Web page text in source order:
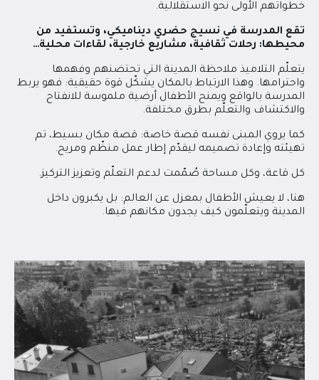
خطواتهم الأولى نحو الاستقلالية.
تقع المدرسة في نسيج حضري ديناميكي، وتستفيد من
محيطها: رحلات ثقافية، مشاريع خارجية، لقاءات محلية…
يتعلّم التلاميذ ملاحظة المدينة التي تحتضنهم وفهمها
واحترامها. وهذا الارتباط بالمكان يشكّل قوة حقيقية: فهو يربط
المدرسة بالواقع ويمنح الأطفال أرضية ملموسة للانفتاح
والاكتشاف والتعلّم بطرق مختلفة.
كما يروي المبنى نفسه قصة خاصة: قصة مكان بسيط، تم
تهيئته وإعادة تصميمه ليقدّم إطار عمل منظّم ومريح.
كل قاعة، وكل مساحة صُمّمت لدعم التعلّم وتعزيز التركيز.
هنا، لا يعيش الأطفال بمعزل عن العالم: بل يكبرون داخل
المدينة ويتعلّمون كيف يجدون مكانهم فيها.